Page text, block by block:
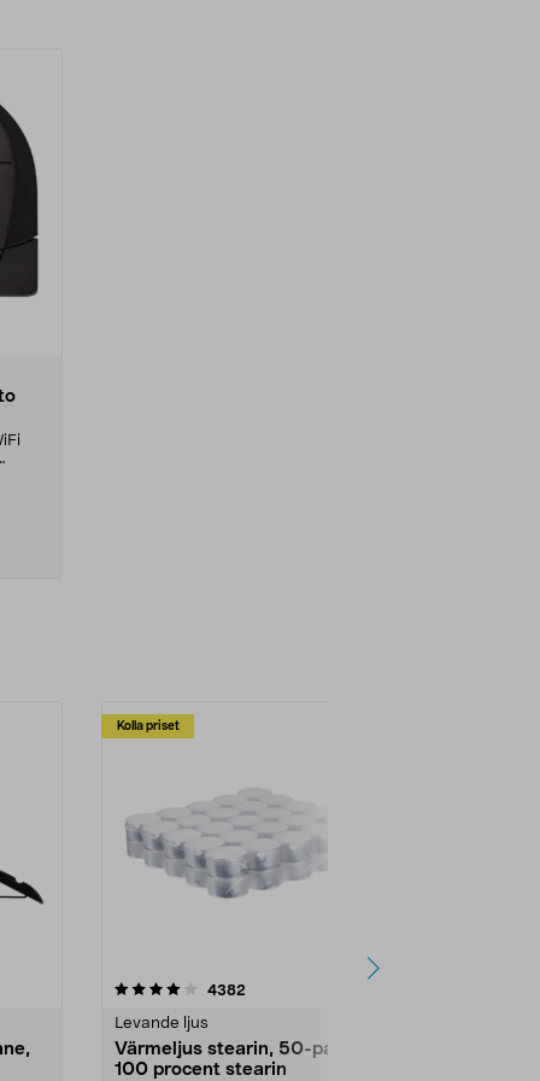
Kolla priset
4382
Levande ljus
Värmeljus stearin, 50-pack,
100 procent stearin
4.5av 5 stjärnor